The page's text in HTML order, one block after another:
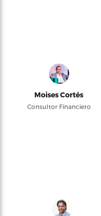
Moises Cortés
Consultor Financiero